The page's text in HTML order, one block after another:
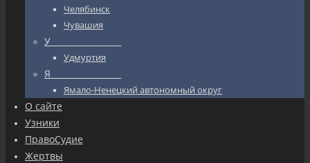
Челябинск
Чувашия
У_________________
Удмуртия
Я_________________
Ямало-Ненецкий автономный округ
О сайте
Узники
ПравоСудие
Жертвы